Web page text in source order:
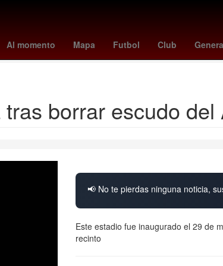
Al momento Mapa Futbol Club
Primera División de México Carson Wentz
borrar escudo
📢 No te pierdas ninguna noticia,
Este estadio fue inaugurado el 29 de
recinto